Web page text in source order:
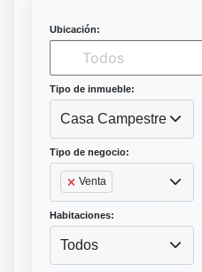
Ubicación:
Tipo de inmueble:
Casa Campestre
Tipo de negocio:
Venta
Habitaciones:
Todos